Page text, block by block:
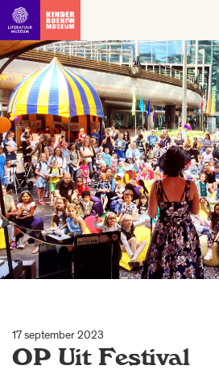
Ga direct naar inhoud
17 september 2023
OP Uit Festival